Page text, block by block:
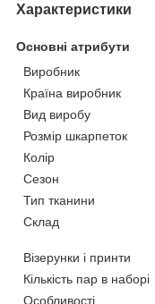
Характеристики
Основні атрибути
Виробник
Країна виробник
Вид виробу
Розмір шкарпеток
Колір
Сезон
Тип тканини
Склад
Візерунки і принти
Кількість пар в наборі
Особливості